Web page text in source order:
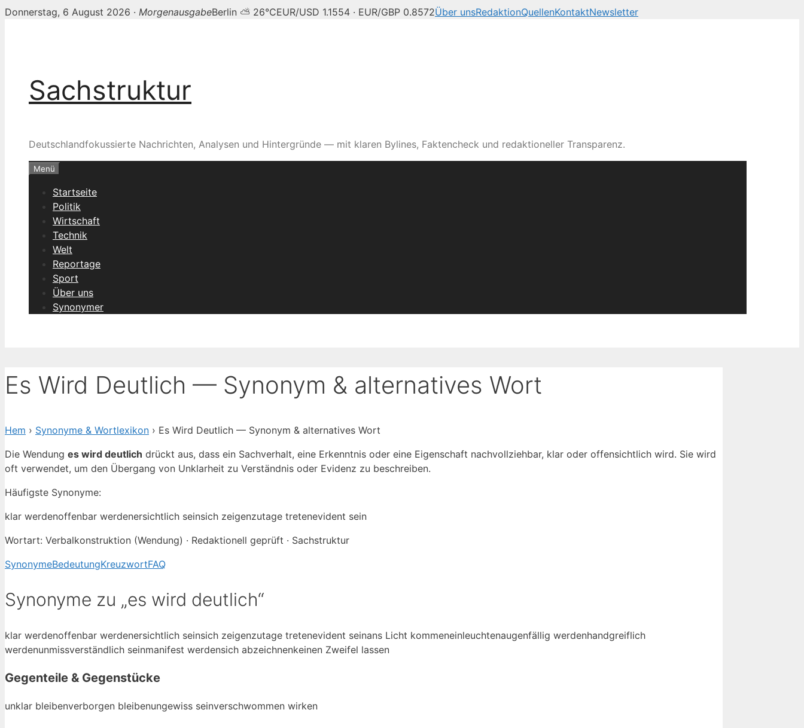
Donnerstag, 6 August 2026 · MorgenausgabeBerlin ⛅ 26°CEUR/USD 1.1554 · EUR/GBP 0.8572Über unsRedaktionQuellenKontaktNewsletter
Sachstruktur
Deutschlandfokussierte Nachrichten, Analysen und Hintergründe — mit klaren Bylines, Faktencheck und redaktioneller Transparenz.
Menü
Startseite
Politik
Wirtschaft
Technik
Welt
Reportage
Sport
Über uns
Synonymer
Es Wird Deutlich — Synonym & alternatives Wort
Hem › Synonyme & Wortlexikon › Es Wird Deutlich — Synonym & alternatives Wort
Die Wendung es wird deutlich drückt aus, dass ein Sachverhalt, eine Erkenntnis oder eine Eigenschaft nachvollziehbar, klar oder offensichtlich wird. Sie wird
oft verwendet, um den Übergang von Unklarheit zu Verständnis oder Evidenz zu beschreiben.
Häufigste Synonyme:
klar werdenoffenbar werdenersichtlich seinsich zeigenzutage tretenevident sein
Wortart: Verbalkonstruktion (Wendung) · Redaktionell geprüft · Sachstruktur
SynonymeBedeutungKreuzwortFAQ
Synonyme zu „es wird deutlich“
klar werdenoffenbar werdenersichtlich seinsich zeigenzutage tretenevident seinans Licht kommeneinleuchtenaugenfällig werdenhandgreiflich
werdenunmissverständlich seinmanifest werdensich abzeichnenkeinen Zweifel lassen
Gegenteile & Gegenstücke
unklar bleibenverborgen bleibenungewiss seinverschwommen wirken